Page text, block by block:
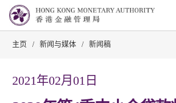
主页 / 新闻与媒体 / 新闻稿
2021年02月01日